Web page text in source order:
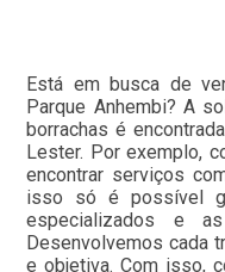
Está em busca de
Parque Anhembi? A
borrachas é
Lester. Por exemplo,
encontrar serviços
isso só é possível
especializados e
Desenvolvemos cada
e objetiva. Com isso,